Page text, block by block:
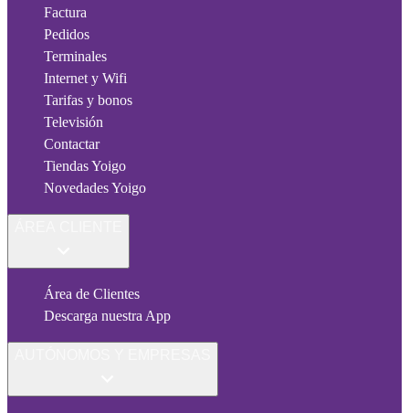
Factura
Pedidos
Terminales
Internet y Wifi
Tarifas y bonos
Televisión
Contactar
Tiendas Yoigo
Novedades Yoigo
Área de Clientes
Descarga nuestra App